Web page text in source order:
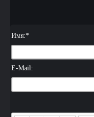
Имя:*
E-Mail: